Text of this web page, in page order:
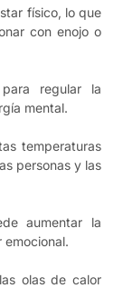
físico, lo que
con enojo o
regular la
mental.
temperaturas
personas y las
aumentar la
olas de calor